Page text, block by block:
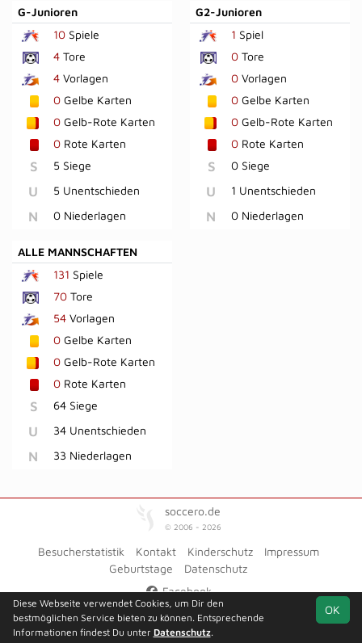
G-Junioren
10 Spiele
4 Tore
4 Vorlagen
0 Gelbe Karten
0 Gelb-Rote Karten
0 Rote Karten
S 5 Siege
U 5 Unentschieden
N 0 Niederlagen
G2-Junioren
1 Spiel
0Tore
0Vorlagen
0Gelbe Karten
0Gelb-Rote Karten
0Rote Karten
S 0 Siege
U 1 Unentschieden
N 0 Niederlagen
ALLE MANNSCHAFTEN
131 Spiele
70 Tore
54 Vorlagen
0 Gelbe Karten
0 Gelb-Rote Karten
0 Rote Karten
S 64 Siege
U 34 Unentschieden
N 33 Niederlagen
soccero.de
© 2006 - 2026
Besucherstatistik Kontakt Kinderschutz
Impressum
Geburtstage
Datenschutz
Facebook
OK
Diese Webseite verwendet Cookies, um Dir den
bestmöglichen Service bieten zu können. Entsprechende
Informationen findest Du unter Datenschutz.